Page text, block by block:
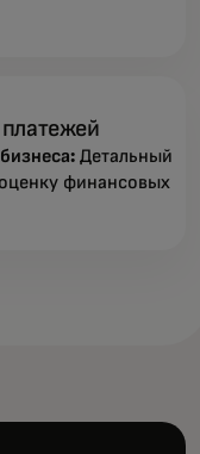
Детальный
финансовых